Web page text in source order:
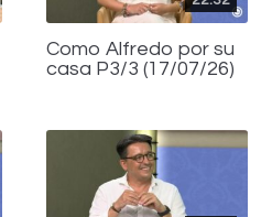
Como Alfredo por su
casa P3/3 (17/07/26)